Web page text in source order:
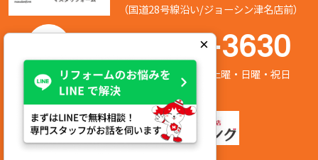
（国道28号線沿い/ジョーシン津名店前）
050-7586-3630
営業時間:8:00～17:00 定休日:第2/第4土曜・日曜・祝日
×